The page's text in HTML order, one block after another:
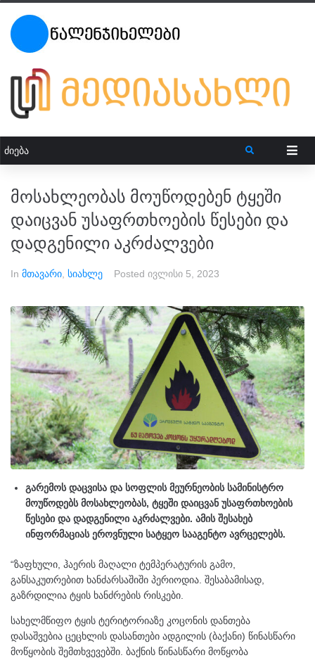
მოსახლეობას მოუწოდებენ ტყეში
დაიცვან უსაფრთხოების წესები და
დადგენილი აკრძალვები
In მთავარი სიახლე Posted ივლისი 5, 2023
გარემოს დაცვისა და სოფლის მეურნეობის სამინისტრო
მოუწოდებს მოსახლეობას, ტყეში დაიცვან უსაფრთხოების
წესები და დადგენილი აკრძალვები. ამის შესახებ
ინფორმაციას ეროვნული სატყეო სააგენტო ავრცელებს.
“ზაფხული, ჰაერის მაღალი ტემპერატურის გამო,
განსაკუთრებით ხანძარსაშიში პერიოდია. შესაბამისად,
გაზრდილია ტყის ხანძრების რისკები.
სახელმწიფო ტყის ტერიტორიაზე კოცონის დანთება
დასაშვებია ცეცხლის დასანთები ადგილის (ბაქანი) წინასწარი
მოწყობის შემთხვევებში. ბაქნის წინასწარი მოწყობა